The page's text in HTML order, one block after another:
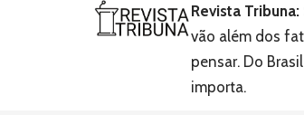
Revista
vão além dos
pensar. Do
importa.